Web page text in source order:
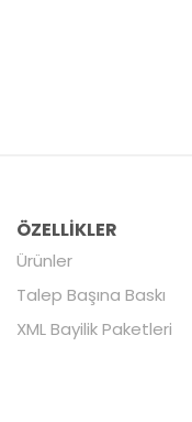
ÖZELLİKLER
Ürünler
Talep Başına Baskı
XML Bayilik Paketleri